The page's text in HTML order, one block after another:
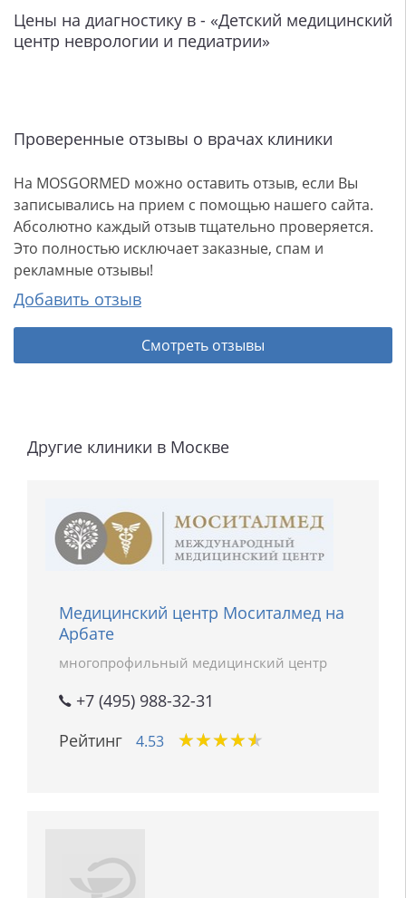
Цены на диагностику в - «Детский медицинский
центр неврологии и педиатрии»
Проверенные отзывы о врачах клиники
На MOSGORMED можно оставить отзыв, если Вы
записывались на прием с помощью нашего сайта.
Абсолютно каждый отзыв тщательно проверяется.
Это полностью исключает заказные, спам и
рекламные отзывы!
Добавить отзыв
Смотреть отзывы
Другие клиники в Москве
Медицинский центр Моситалмед на
Арбате
многопрофильный медицинский центр
+7 (495) 988-32-31
Рейтинг
4.53 ★★★★★
★★★★★